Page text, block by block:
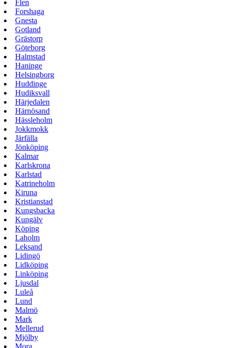
Flen
Forshaga
Gnesta
Gotland
Grästorp
Göteborg
Halmstad
Haninge
Helsingborg
Huddinge
Hudiksvall
Härjedalen
Härnösand
Hässleholm
Jokkmokk
Järfälla
Jönköping
Kalmar
Karlskrona
Karlstad
Katrineholm
Kiruna
Kristianstad
Kungsbacka
Kungälv
Köping
Laholm
Leksand
Lidingö
Lidköping
Linköping
Ljusdal
Luleå
Lund
Malmö
Mark
Mellerud
Mjölby
Mora